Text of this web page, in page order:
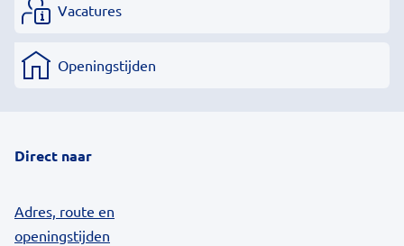
Vacatures
Openingstijden
Direct naar
Adres, route en
openingstijden